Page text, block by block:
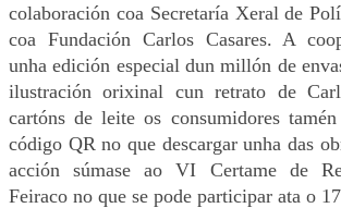
colaboración coa Secretaría Xeral de
coa Fundación Carlos Casares. A
unha edición especial dun millón de
ilustración orixinal cun retrato de
cartóns de leite os consumidores
código QR no que descargar unha das
acción súmase ao VI Certame de
Feiraco no que se pode participar ata o